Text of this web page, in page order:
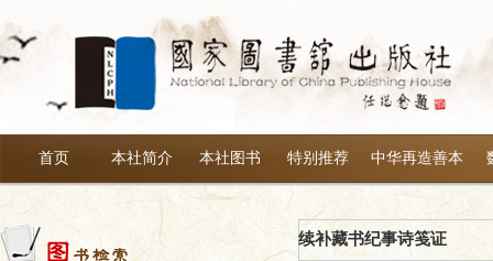
首页 本社简介 本社图书 特别推荐 中华再造善本
续补藏书纪事诗笺证